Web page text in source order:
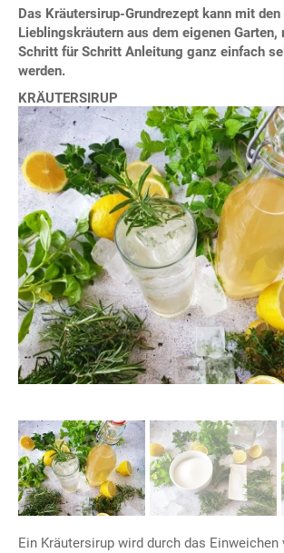
Das Kräutersirup-Grundrezept kann mit den
Lieblingskräutern aus dem eigenen
Schritt für Schritt Anleitung ganz einfach
werden.
KRÄUTERSIRUP
Ein Kräutersirup wird durch das Einweichen